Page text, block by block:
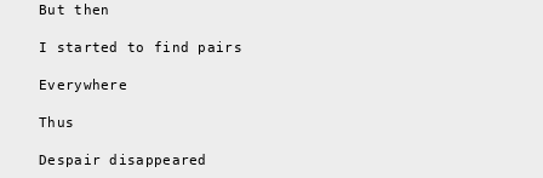
But then
I started to find pairs
Everywhere
Thus
Despair disappeared